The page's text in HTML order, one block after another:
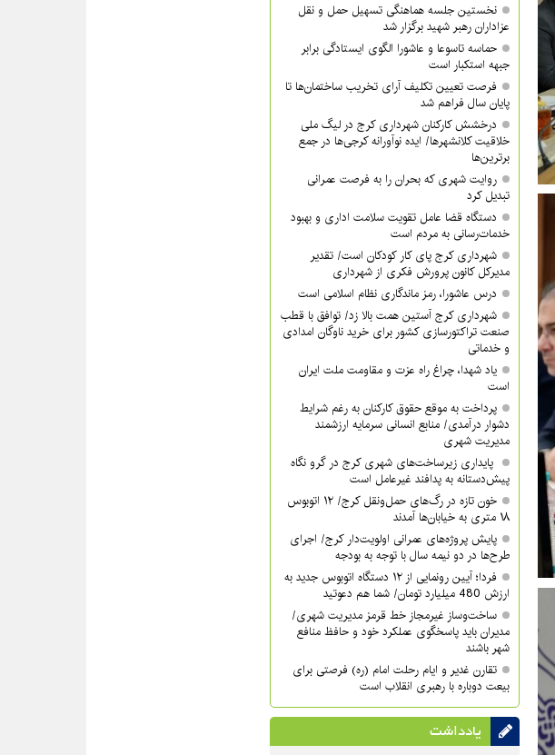
نخستین جلسه هماهنگی تسهیل حمل و نقل
عزاداران رهبر شهید برگزار شد
حماسه تاسوعا و عاشورا الگوی ایستادگی برابر
جبهه استکبار است
فرصت تعیین تکلیف آرای تخریب ساختمان‌ها تا
پایان سال فراهم شد
درخشش کارکنان شهرداری کرج در لیگ ملی
خلاقیت کلانشهرها/ ایده نوآورانه کرجی‌ها در جمع
برترین‌ها
روایت شهری که بحران را به فرصت عمرانی
تبدیل کرد
دستگاه قضا عامل تقویت سلامت اداری و بهبود
خدمات‌رسانی به مردم است
شهرداری کرج پای کار کودکان است/ تقدیر
مدیرکل کانون پرورش فکری از شهرداری
درس عاشورا، رمز ماندگاری نظام اسلامی است
شهرداری کرج آستین همت بالا زد/ توافق با قطب
صنعت تراکتورسازی کشور برای خرید ناوگان امدادی
و خدماتی
یاد شهدا، چراغ راه عزت و مقاومت ملت ایران
است
پرداخت به موقع حقوق کارکنان به رغم شرایط
دشوار درآمدی/ منابع انسانی سرمایه ارزشمند
مدیریت شهری
پایداری زیرساخت‌های شهری کرج در گرو نگاه
پیش‌دستانه به پدافند غیرعامل است
خون تازه در رگ‌های حمل‌ونقل کرج/ ۱۲ اتوبوس
۱۸ متری به خیابان‌ها آمدند
پایش پروژه‌های عمرانی اولویت‌دار کرج/ اجرای
طرح‌ها در دو نیمه سال با توجه به بودجه
فردا؛ آیین رونمایی از ۱۲ دستگاه اتوبوس جدید به
ارزش 480 میلیارد تومان/ شما هم دعوتید
ساخت‌وساز غیرمجاز خط قرمز مدیریت شهری‌/
مدیران باید پاسخگوی عملکرد خود و حافظ منافع
شهر باشند
تقارن غدیر و ایام رحلت امام (ره) فرصتی برای
بیعت دوباره با رهبری انقلاب است
یادداشت